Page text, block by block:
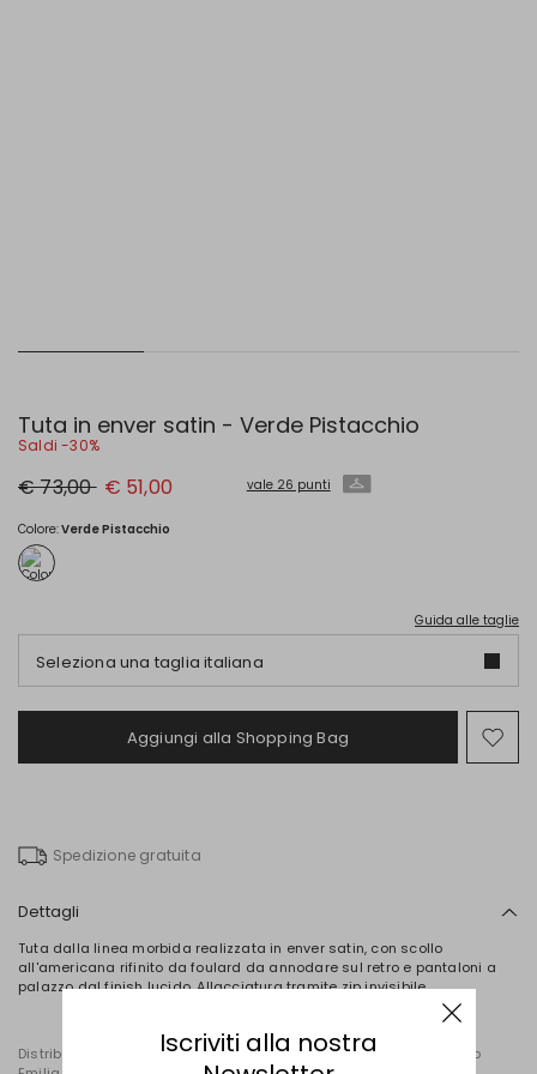
Tuta in enver satin - Verde Pistacchio
Saldi -30%
Prezzo
originale
73,00
€ 73,00 Nuovo
prezzo
51,00
€ 51,00 vale 26 punti
Colore:Verde Pistacchio
Guida alle taglie
Seleziona una taglia italiana
Aggiungi alla Shopping Bag
Spedizione gratuita
Dettagli
Tuta dalla linea morbida realizzata in enver satin, con scollo
all'americana rifinito da foulard da annodare sul retro e pantaloni a
palazzo dal finish lucido. Allacciatura tramite zip invisibile.
Distribuito da Diffusione Tessile S.r.l., con sede in Cavriago, Reggio
Iscriviti alla nostra